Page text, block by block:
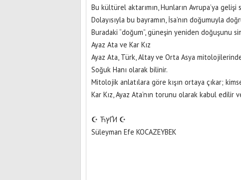
Bu kültürel aktarımın, Hunların Avrupa’ya
Dolayısıyla bu bayramın, İsa’nın doğumuyla
Buradaki “doğum”, güneşin yeniden doğuşunu
Ayaz Ata ve Kar Kız
Ayaz Ata, Türk, Altay ve Orta Asya
Soğuk Hanı olarak bilinir.
Mitolojik anlatılara göre kışın ortaya çıkar;
Kar Kız, Ayaz Ata’nın torunu olarak kabul edilir
☪︎ ЋץҐИ ☪︎
Süleyman Efe KOCAZEYBEK